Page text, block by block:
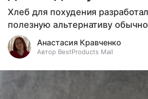
Хлеб для похудения
полезную альтернативу
Анастасия Кравченко
Автор BestProducts Mail